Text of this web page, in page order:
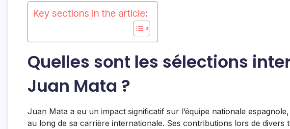
Key sections in the article:
Quelles sont les sélections
Juan Mata ?
Juan Mata a eu un impact significatif sur l’équipe nationale
au long de sa carrière internationale. Ses contributions lors de